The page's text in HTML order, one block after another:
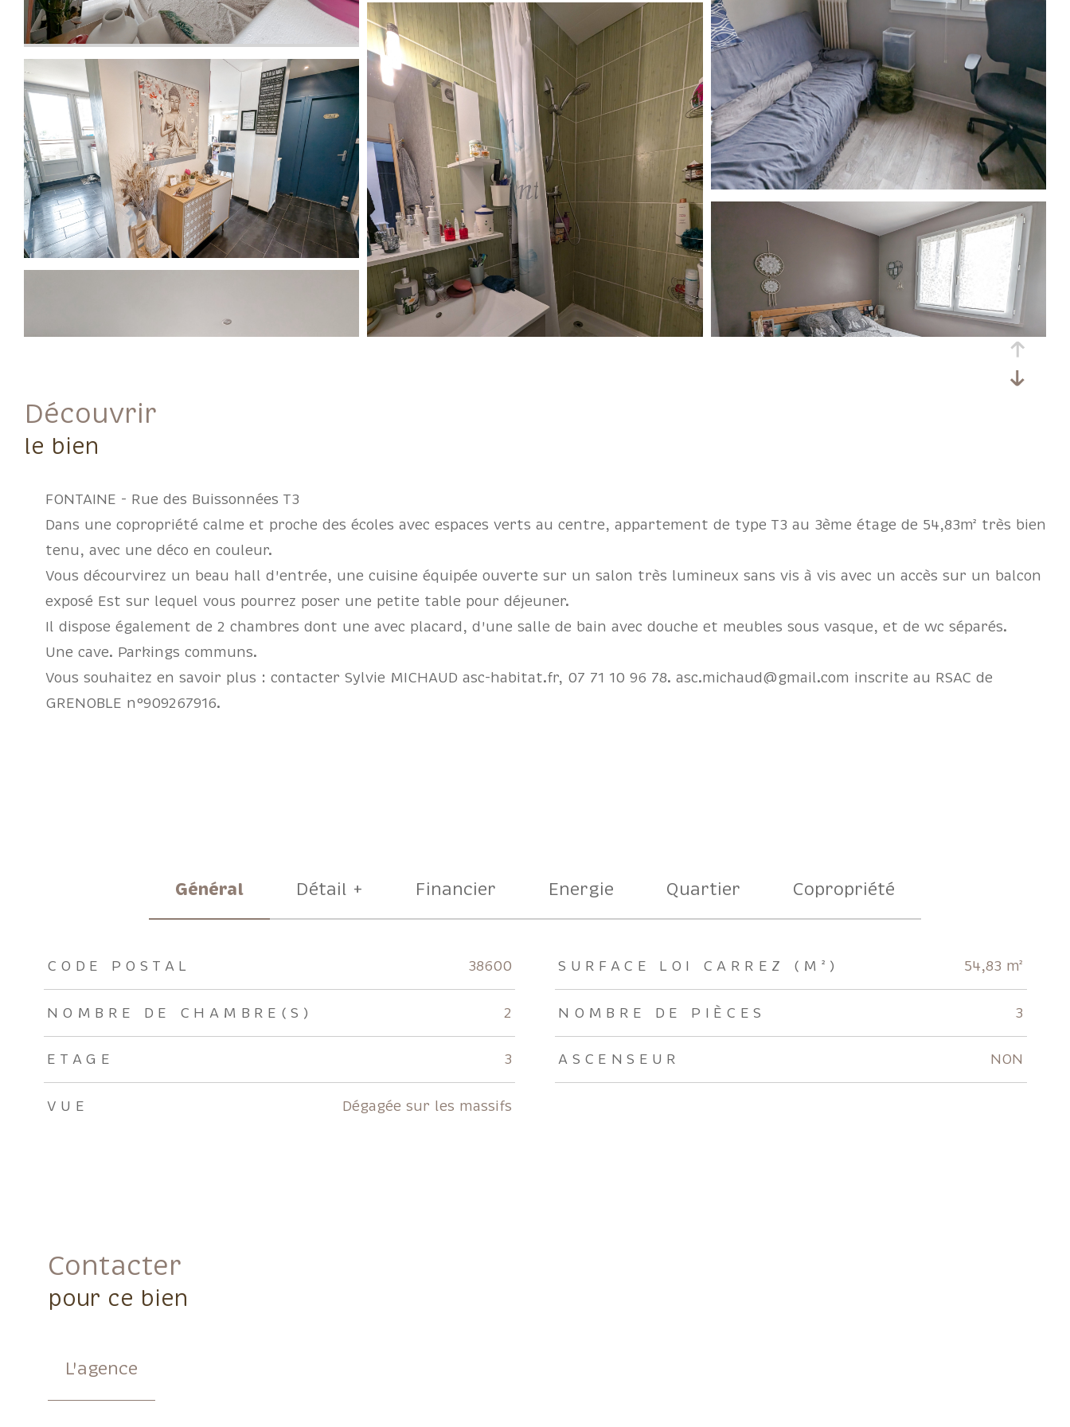
découvrir
le bien
FONTAINE - Rue des Buissonnées T3
Dans une copropriété calme et proche des écoles avec espaces verts au centre, appartement de type T3 au 3ème étage de 54,83m² très bien
tenu, avec une déco en couleur.
Vous décourvirez un beau hall d'entrée, une cuisine équipée ouverte sur un salon très lumineux sans vis à vis avec un accès sur un balcon
exposé Est sur lequel vous pourrez poser une petite table pour déjeuner.
Il dispose également de 2 chambres dont une avec placard, d'une salle de bain avec douche et meubles sous vasque, et de wc séparés.
Une cave. Parkings communs.
Vous souhaitez en savoir plus : contacter Sylvie MICHAUD asc-habitat.fr, 07 71 10 96 78. asc.michaud@gmail.com inscrite au RSAC de
GRENOBLE n°909267916.
Général Détail + Financier Energie Quartier Copropriété
TRAD_ZEPHYR_Caracteristique
CODE POSTAL 38600 SURFACE LOI CARREZ (M²) 54,83 m²
NOMBRE DE CHAMBRE(S) 2 NOMBRE DE PIÈCES 3
ETAGE 3 ASCENSEUR NON
VUE Dégagée sur les massifs
Contacter
pour ce bien
L'agence